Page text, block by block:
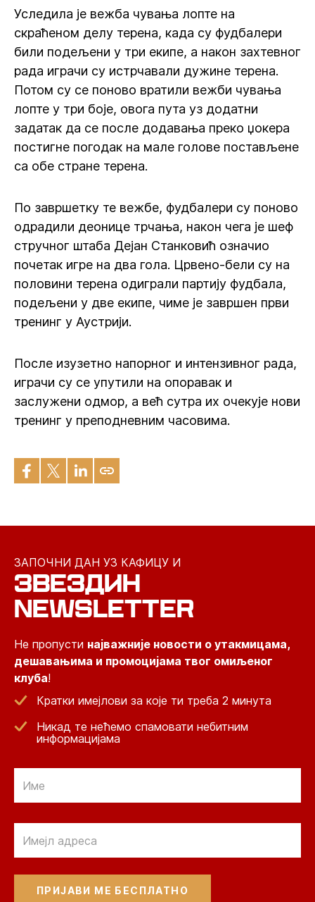
Уследила је вежба чувања лопте на
скраћеном делу терена, када су фудбалери
били подељени у три екипе, а након захтевног
рада играчи су истрчавали дужине терена.
Потом су се поново вратили вежби чувања
лопте у три боје, овога пута уз додатни
задатак да се после додавања преко џокера
постигне погодак на мале голове постављене
са обе стране терена.
По завршетку те вежбе, фудбалери су поново
одрадили деонице трчања, након чега је шеф
стручног штаба Дејан Станковић означио
почетак игре на два гола. Црвено-бели су на
половини терена одиграли партију фудбалa,
подељени у две екипе, чиме је завршен први
тренинг у Аустрији.
После изузетно напорног и интензивног рада,
играчи су се упутили на опоравак и
заслужени одмор, а већ сутра их очекује нови
тренинг у преподневним часовима.
ЗАПОЧНИ ДАН УЗ КАФИЦУ И
ЗВЕЗДИН
NEWSLETTER
Не пропусти најважније новости о утакмицама,
дешавањима и промоцијама твог омиљеног
клуба!
Кратки имејлови за које ти треба 2 минута
Никад те нећемо спамовати небитним
информацијама